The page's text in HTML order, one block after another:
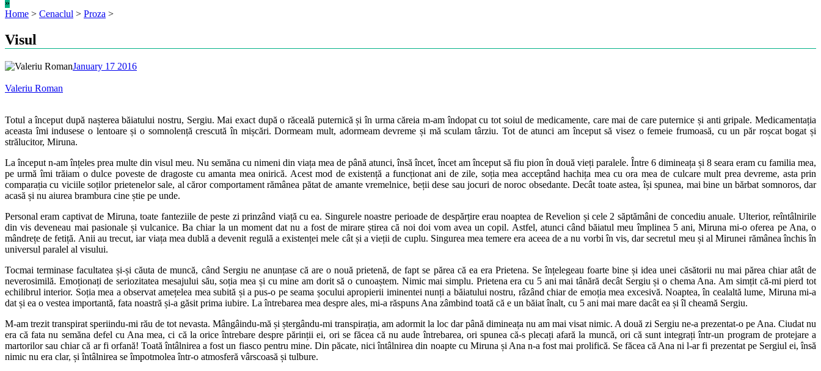
»
Home > Cenaclul > Proza >
Visul
January 17 2016
Valeriu Roman
Totul a început după nașterea băiatului nostru, Sergiu. Mai exact după o răceală puternică și în urma căreia m-am îndopat cu tot soiul de medicamente, care mai de care puternice și anti gripale. Medicamentația
aceasta îmi indusese o lentoare și o somnolență crescută în mișcări. Dormeam mult, adormeam devreme și mă sculam târziu. Tot de atunci am început să visez o femeie frumoasă, cu un păr roșcat bogat și
strălucitor, Miruna.
La început n-am înțeles prea multe din visul meu. Nu semăna cu nimeni din viața mea de până atunci, însă încet, încet am început să fiu pion în două vieți paralele. Între 6 dimineața și 8 seara eram cu familia mea,
pe urmă îmi trăiam o dulce poveste de dragoste cu amanta mea onirică. Acest mod de existență a funcționat ani de zile, soția mea acceptând hachița mea cu ora mea de culcare mult prea devreme, asta prin
comparația cu viciile soților prietenelor sale, al căror comportament rămânea pătat de amante vremelnice, beții dese sau jocuri de noroc obsedante. Decât toate astea, își spunea, mai bine un bărbat somnoros, dar
acasă și nu aiurea brambura cine știe pe unde.
Personal eram captivat de Miruna, toate fanteziile de peste zi prinzând viață cu ea. Singurele noastre perioade de despărțire erau noaptea de Revelion și cele 2 săptămâni de concediu anuale. Ulterior, reîntâlnirile
din vis deveneau mai pasionale și vulcanice. Ba chiar la un moment dat nu a fost de mirare știrea că noi doi vom avea un copil. Astfel, atunci când băiatul meu împlinea 5 ani, Miruna mi-o oferea pe Ana, o
mândrețe de fetiță. Anii au trecut, iar viața mea dublă a devenit regulă a existenței mele cât și a vieții de cuplu. Singurea mea temere era aceea de a nu vorbi în vis, dar secretul meu și al Mirunei rămânea închis în
universul paralel al visului.
Tocmai terminase facultatea și-și căuta de muncă, când Sergiu ne anunțase că are o nouă prietenă, de fapt se părea că ea era Prietena. Se înțelegeau foarte bine și idea unei căsătorii nu mai părea chiar atât de
neverosimilă. Emoționați de seriozitatea mesajului său, soția mea și cu mine am dorit să o cunoaștem. Nimic mai simplu. Prietena era cu 5 ani mai tânără decât Sergiu și o chema Ana. Am simțit că-mi pierd tot
echilibrul interior. Soția mea a observat amețelea mea subită și a pus-o pe seama șocului apropierii iminentei nunți a băiatului nostru, râzând chiar de emoția mea excesivă. Noaptea, în cealaltă lume, Miruna mi-a
dat și ea o vestea importantă, fata noastră și-a găsit prima iubire. La întrebarea mea despre ales, mi-a răspuns Ana zâmbind toată că e un băiat înalt, cu 5 ani mai mare dacât ea și îl cheamă Sergiu.
M-am trezit transpirat speriindu-mi rău de tot nevasta. Mângâindu-mă și ștergându-mi transpirația, am adormit la loc dar până dimineața nu am mai visat nimic. A două zi Sergiu ne-a prezentat-o pe Ana. Ciudat nu
era că fata nu semăna defel cu Ana mea, ci că la orice întrebare despre părinții ei, ori se făcea că nu aude întrebarea, ori spunea că-s plecați afară la muncă, ori că sunt integrați într-un program de protejare a
martorilor sau chiar că ar fi orfană! Toată întâlnirea a fost un fiasco pentru mine. Din păcate, nici întâlnirea din noapte cu Miruna și Ana n-a fost mai prolifică. Se făcea că Ana ni l-ar fi prezentat pe Sergiul ei, însă
nimic nu era clar, și întâlnirea se împotmolea într-o atmosferă vârscoasă și tulbure.